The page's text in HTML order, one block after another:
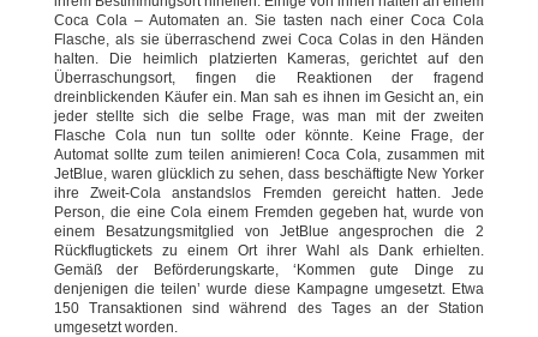
Coca Cola – Automaten an. Sie tasten nach einer Coca Cola
Flasche, als sie überraschend zwei Coca Colas in den Händen
halten. Die heimlich platzierten Kameras, gerichtet auf den
Überraschungsort, fingen die Reaktionen der fragend
dreinblickenden Käufer ein. Man sah es ihnen im Gesicht an, ein
jeder stellte sich die selbe Frage, was man mit der zweiten
Flasche Cola nun tun sollte oder könnte. Keine Frage, der
Automat sollte zum teilen animieren! Coca Cola, zusammen mit
JetBlue, waren glücklich zu sehen, dass beschäftigte New Yorker
ihre Zweit-Cola anstandslos Fremden gereicht hatten. Jede
Person, die eine Cola einem Fremden gegeben hat, wurde von
einem Besatzungsmitglied von JetBlue angesprochen die 2
Rückflugtickets zu einem Ort ihrer Wahl als Dank erhielten.
Gemäß der Beförderungskarte, ‘Kommen gute Dinge zu
denjenigen die teilen’ wurde diese Kampagne umgesetzt. Etwa
150 Transaktionen sind während des Tages an der Station
umgesetzt worden.